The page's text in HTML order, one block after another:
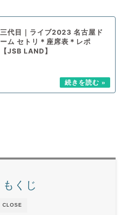
三代目｜ライブ2023 名古屋ド
ーム セトリ＊座席表＊レポ
【JSB LAND】
CLOSE
もくじ